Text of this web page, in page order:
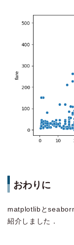
おわりに
matplotlibと
紹介しました．